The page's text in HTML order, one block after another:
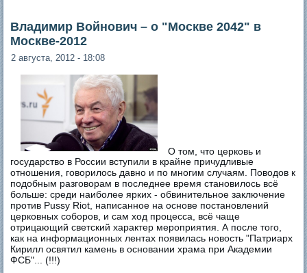
Владимир Войнович – о "Москве 2042" в
Москве-2012
2 августа, 2012 - 18:08
О том, что церковь и
государство в России вступили в крайне причудливые
отношения, говорилось давно и по многим случаям. Поводов к
подобным разговорам в последнее время становилось всё
больше: среди наиболее ярких - обвинительное заключение
против Pussy Riot, написанное на основе постановлений
церковных соборов, и сам ход процесса, всё чаще
отрицающий светский характер мероприятия. А после того,
как на информационных лентах появилась новость "Патриарх
Кирилл освятил камень в основании храма при Академии
ФСБ"... (!!!)